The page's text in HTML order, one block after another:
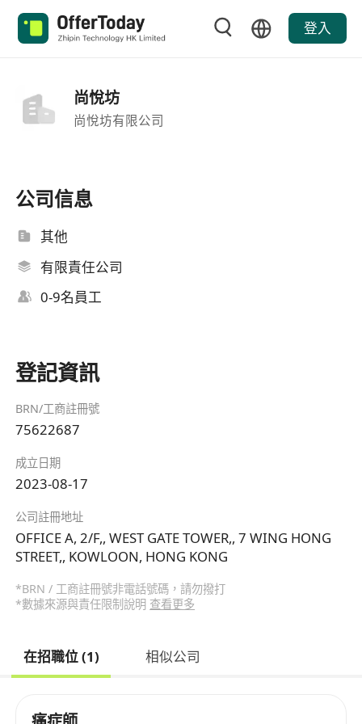
登入
尚悅坊
尚悅坊有限公司
公司信息
其他
有限責任公司
0-9名員工
登記資訊
BRN/工商註冊號
75622687
成立日期
2023-08-17
公司註冊地址
OFFICE A, 2/F,, WEST GATE TOWER,, 7 WING HONG
STREET,, KOWLOON, HONG KONG
*BRN / 工商註冊號非電話號碼，請勿撥打
*數據來源與責任限制說明 查看更多
在招職位 (1) 相似公司